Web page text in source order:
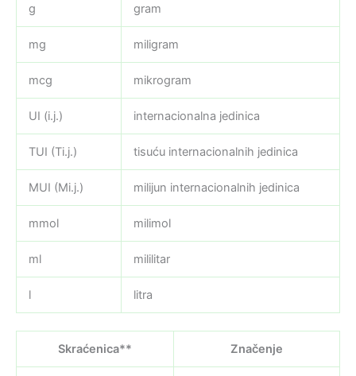
g gram
mg miligram
mcg mikrogram
UI (i.j.) internacionalna jedinica
TUI (Ti.j.) tisuću internacionalnih jedinica
MUI (Mi.j.) milijun internacionalnih jedinica
mmol milimol
ml mililitar
l litra
Skraćenica** Značenje